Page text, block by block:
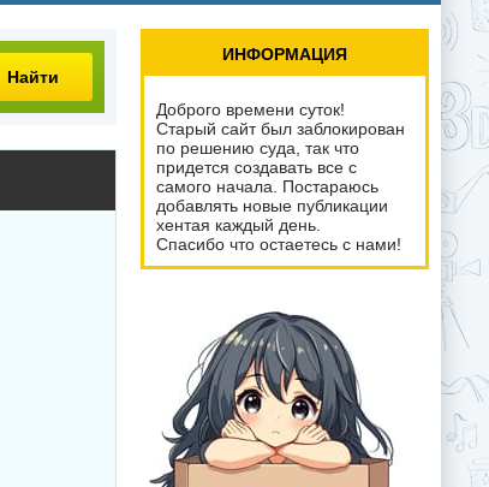
Найти
ИНФОРМАЦИЯ
Доброго времени суток!
Старый сайт был заблокирован
по решению суда, так что
придется создавать все с
самого начала. Постараюсь
добавлять новые публикации
хентая каждый день.
Спасибо что остаетесь с нами!